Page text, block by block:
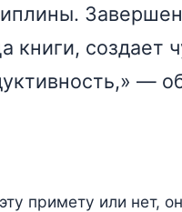
книги, создает
—
примету или нет,